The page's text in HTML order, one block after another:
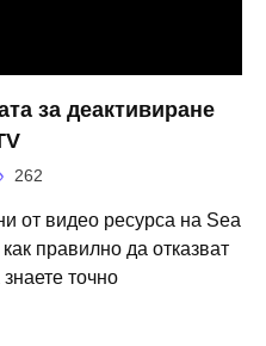
за деактивиране
262
от видео ресурса на Sea
правилно да отказват
точно